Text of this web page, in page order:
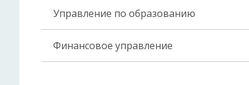
Управление по образованию
Финансовое управление